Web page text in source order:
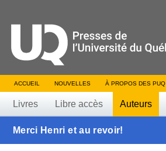
ACCUEIL NOUVELLES À PROPOS DES PUQ
Livres Libre accès Auteurs
Merci Henri et au revoir!